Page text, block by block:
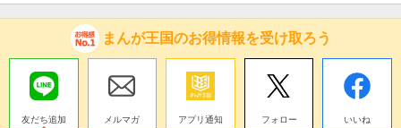
まんが王国のお得情報を受け取ろう
友だち追加
メルマガ アプリ通知 フォロー いいね